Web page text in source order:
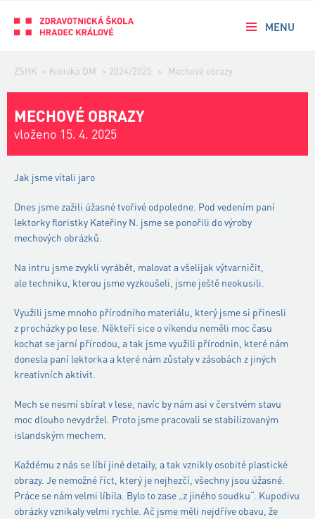
MENU
ZSHK > Kronika DM > 2024/2025 > Mechové obrazy
MECHOVÉ OBRAZY
vloženo 15. 4. 2025
Jak jsme vítali jaro
Dnes jsme zažili úžasné tvořivé odpoledne. Pod vedením paní
lektorky floristky Kateřiny N. jsme se ponořili do výroby
mechových obrázků.
Na intru jsme zvyklí vyrábět, malovat a všelijak výtvarničit,
ale techniku, kterou jsme vyzkoušeli, jsme ještě neokusili.
Využili jsme mnoho přírodního materiálu, který jsme si přinesli
z procházky po lese. Někteří sice o víkendu neměli moc času
kochat se jarní přírodou, a tak jsme využili přírodnin, které nám
donesla paní lektorka a které nám zůstaly v zásobách z jiných
kreativních aktivit.
Mech se nesmí sbírat v lese, navíc by nám asi v čerstvém stavu
moc dlouho nevydržel. Proto jsme pracovali se stabilizovaným
islandským mechem.
Každému z nás se líbí jiné detaily, a tak vznikly osobité plastické
obrazy. Je nemožné říct, který je nejhezčí, všechny jsou úžasné.
Práce se nám velmi líbila. Bylo to zase „z jiného soudku“. Kupodivu
obrázky vznikaly velmi rychle. Ač jsme měli nejdříve obavu, že